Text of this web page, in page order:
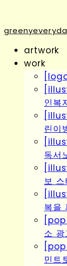
artwork
work
인복
린이
독서
보 스
복을
소 광
민트